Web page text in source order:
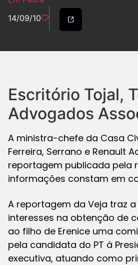
14/09/10
Escritório Tojal,
Advogados
A ministra-chefe da Casa
Ferreira, Serrano e Renault
reportagem publicada pela
informações constam em
A reportagem da Veja traz
interesses na obtenção de
ao filho de Erenice uma
pela candidata do PT à
executiva, atuando como